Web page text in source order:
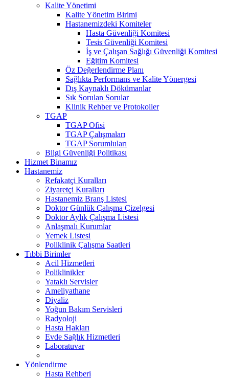
Kalite Yönetimi
Kalite Yönetim Birimi
Hastanemizdeki Komiteler
Hasta Güvenliği Komitesi
Tesis Güvenliği Komitesi
İş ve Çalışan Sağlığı Güvenliği Komitesi
Eğitim Komitesi
Öz Değerlendirme Planı
Sağlıkta Performans ve Kalite Yönergesi
Dış Kaynaklı Dökümanlar
Sık Sorulan Sorular
Klinik Rehber ve Protokoller
TGAP
TGAP Ofisi
TGAP Çalışmaları
TGAP Sorumluları
Bilgi Güvenliği Politikası
Hizmet Binamız
Hastanemiz
Refakatçi Kuralları
Ziyaretçi Kuralları
Hastanemiz Branş Listesi
Doktor Günlük Çalışma Çizelgesi
Doktor Aylık Çalışma Listesi
Anlaşmalı Kurumlar
Yemek Listesi
Poliklinik Çalışma Saatleri
Tıbbi Birimler
Acil Hizmetleri
Poliklinikler
Yataklı Servisler
Ameliyathane
Diyaliz
Yoğun Bakım Servisleri
Radyoloji
Hasta Hakları
Evde Sağlık Hizmetleri
Laboratuvar
Yönlendirme
Hasta Rehberi